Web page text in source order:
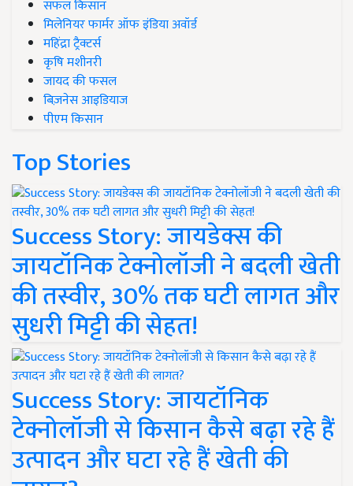
सफल किसान
मिलेनियर फार्मर ऑफ इंडिया अवॉर्ड
महिंद्रा ट्रैक्टर्स
कृषि मशीनरी
जायद की फसल
बिज़नेस आइडियाज
पीएम किसान
Top Stories
Success Story: जायडेक्स की
जायटॉनिक टेक्नोलॉजी ने बदली खेती
की तस्वीर, 30% तक घटी लागत और
सुधरी मिट्टी की सेहत!
Success Story: जायटॉनिक
टेक्नोलॉजी से किसान कैसे बढ़ा रहे हैं
उत्पादन और घटा रहे हैं खेती की